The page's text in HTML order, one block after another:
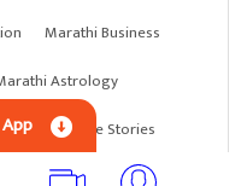
Marathi Business
Astrology
Marathi Crime Stories